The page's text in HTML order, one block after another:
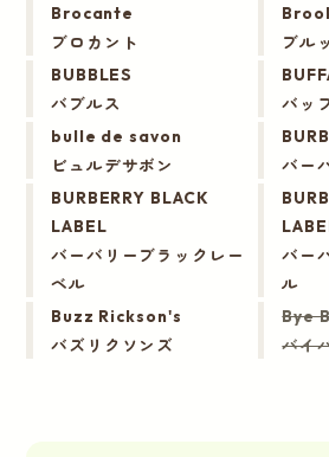
Brocante
ブロカント ブル
BUBBLES
バブルス バッ
bulle de savon
ビュルデサボン バー
BURBERRY BLACK
LABEL
バーバリーブラックレー
ベル
バー
ル
Buzz Rickson's
バズリクソンズ
Bye
バイ